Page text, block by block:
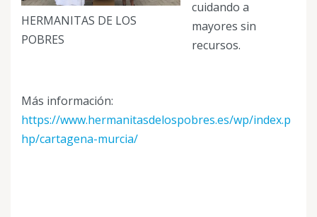
HERMANITAS DE LOS
POBRES
cuidando a
mayores sin
recursos.
Más información:
https://www.hermanitasdelospobres.es/wp/index.p
hp/cartagena-murcia/